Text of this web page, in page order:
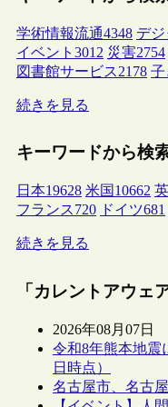
学術情報流通4348 デ
イベント 3012 災害2754
図書館サービス2178 子
続きを見る
キーワードから検
日本19628 米国 10662
フランス720 ドイツ681
続きを見る
「カレントアウェ
2026年08月07日
令和8年熊本地震
日時点）
名古屋市、名古